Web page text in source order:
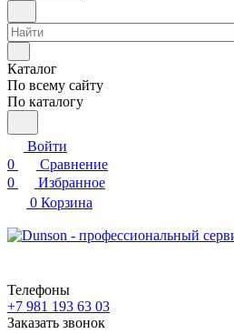
Каталог
По всему сайту
По каталогу
Войти
0
Сравнение
0
Избранное
0 Корзина
Телефоны
+7 981 193 63 03
Заказать звонок